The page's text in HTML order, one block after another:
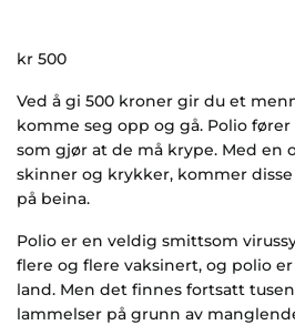
kr 500
Ved å gi 500 kroner gir du et
komme seg opp og gå. Polio
som gjør at de må krype. Med en
skinner og krykker, kommer
på beina.
Polio er en veldig smittsom
flere og flere vaksinert, og polio
land. Men det finnes fortsatt
lammelser på grunn av